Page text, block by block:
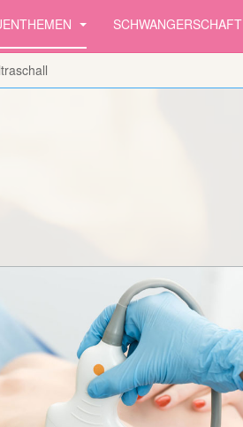
SCHWANGERSCHAFT